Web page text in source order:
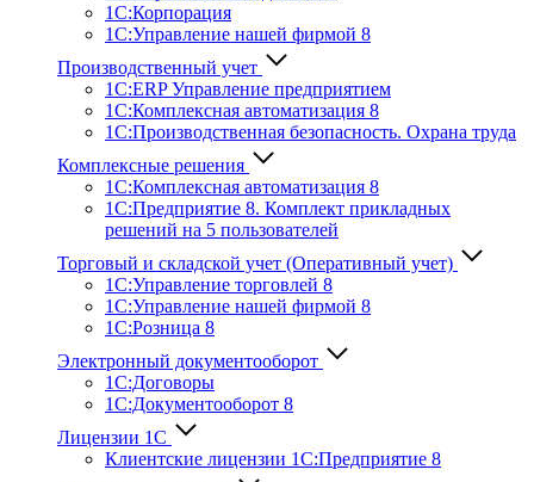
1С:Корпорация
1С:Управление нашей фирмой 8
Производственный учет
1С:ERP Управление предприятием
1С:Комплексная автоматизация 8
1С:Производственная безопасность. Охрана труда
Комплексные решения
1С:Комплексная автоматизация 8
1С:Предприятие 8. Комплект прикладных
решений на 5 пользователей
Торговый и складской учет (Оперативный учет)
1С:Управление торговлей 8
1С:Управление нашей фирмой 8
1С:Розница 8
Электронный документооборот
1С:Договоры
1С:Документооборот 8
Лицензии 1С
Клиентские лицензии 1С:Предприятие 8